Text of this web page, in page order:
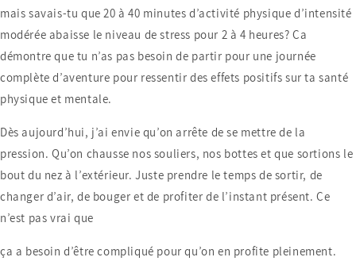
mais savais-tu que 20 à 40 minutes d’activité physique d’intensité
modérée abaisse le niveau de stress pour 2 à 4 heures? Ça
démontre que tu n’as pas besoin de partir pour une journée
complète d’aventure pour ressentir des effets positifs sur ta santé
physique et mentale.
Dès aujourd’hui, j’ai envie qu’on arrête de se mettre de la
pression. Qu’on chausse nos souliers, nos bottes et que sortions le
bout du nez à l’extérieur. Juste prendre le temps de sortir, de
changer d’air, de bouger et de profiter de l’instant présent. Ce
n’est pas vrai que
ça a besoin d’être compliqué pour qu’on en profite pleinement.